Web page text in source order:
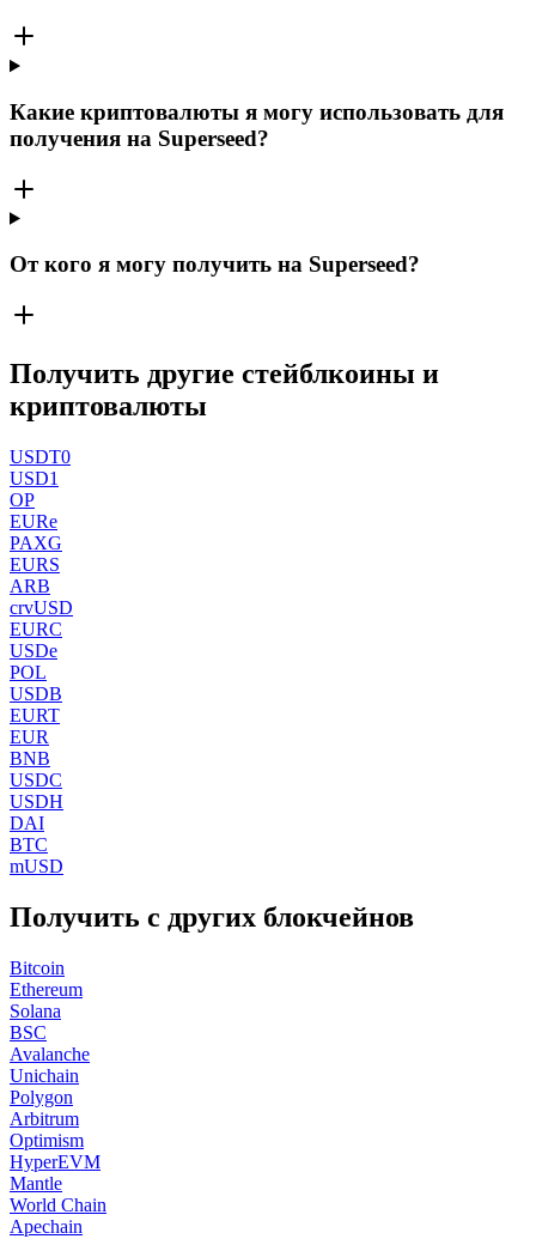
Какие криптовалюты я могу использовать для
получения на Superseed?
От кого я могу получить на Superseed?
Получить другие стейблкоины и
криптовалюты
USDT0
USD1
OP
EURe
PAXG
EURS
ARB
crvUSD
EURC
USDe
POL
USDB
EURT
EUR
BNB
USDC
USDH
DAI
BTC
mUSD
Получить с других блокчейнов
Bitcoin
Ethereum
Solana
BSC
Avalanche
Unichain
Polygon
Arbitrum
Optimism
HyperEVM
Mantle
World Chain
Apechain